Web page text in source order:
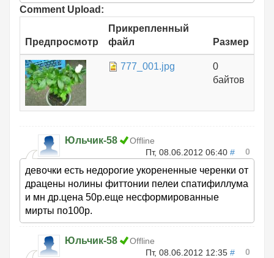
Comment Upload:
Предпросмотр
Прикрепленный
файл
Размер
777_001.jpg
0
байтов
Юльчик-58
Offline
Пт, 08.06.2012 06:40 # 0
девочки есть недорогие укорененные черенки от
драцены нолины фиттонии пелеи спатифиллума
и мн др.цена 50р.еще несформированные
мирты по100р.
Юльчик-58
Offline
Пт, 08.06.2012 12:35 # 0